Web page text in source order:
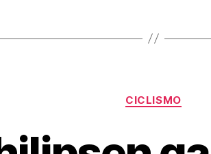
Categorías
CICLISMO